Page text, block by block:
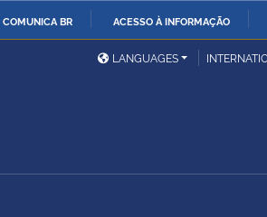
COMUNICA BR ACESSO À INFORMAÇÃO
Ministério das Relações
ExterioresLANGUAGES